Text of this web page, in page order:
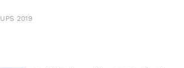
UPS 2019